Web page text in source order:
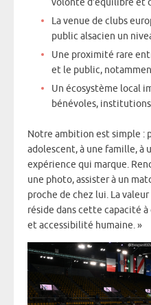
La venue de clubs
public alsacien un
Une proximité rare
et le public,
Un écosystème local
bénévoles,
Notre ambition est simple :
adolescent, à une famille, à
expérience qui marque.
une photo, assister à un
proche de chez lui. La valeur
réside dans cette capacité
et accessibilité humaine. »